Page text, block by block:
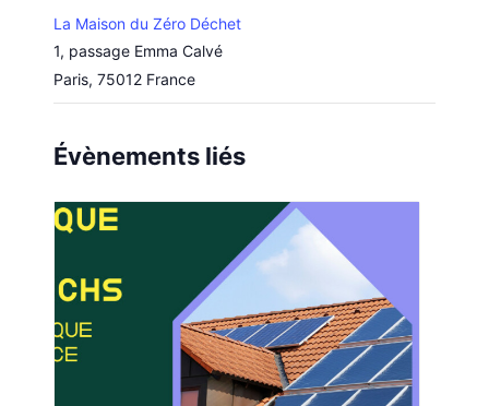
La Maison du Zéro Déchet
1, passage Emma Calvé
Paris, 75012 France
Évènements liés